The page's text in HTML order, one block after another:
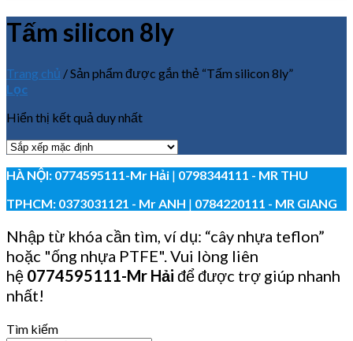
Tấm silicon 8ly
Trang chủ /Sản phẩm được gắn thẻ “Tấm silicon 8ly”
Lọc
Hiển thị kết quả duy nhất
HÀ NỘI: 0774595111-Mr Hải | 0798344111 - MR THU
TPHCM: 0373031121 - Mr ANH | 0784220111 - MR GIANG
Nhập từ khóa cần tìm, ví dụ: “cây nhựa teflon”
hoặc "ống nhựa PTFE". Vui lòng liên
hệ 0774595111-Mr Hải để được trợ giúp nhanh
nhất!
Tìm kiếm